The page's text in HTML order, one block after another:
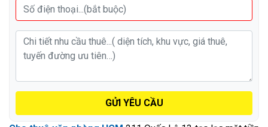
GỬI YÊU CẦU